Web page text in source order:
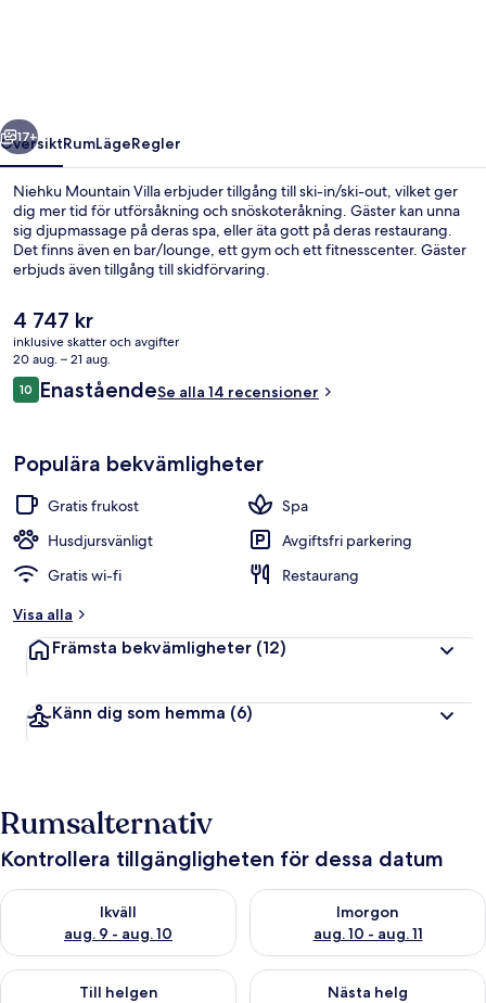
Nästa
17+
ÖversiktRumLägeRegler
Niehku Mountain Villa erbjuder tillgång till ski-in/ski-out, vilket ger
dig mer tid för utförsåkning och snöskoteråkning. Gäster kan unna
sig djupmassage på deras spa, eller äta gott på deras restaurang.
Det finns även en bar/lounge, ett gym och ett fitnesscenter. Gäster
erbjuds även tillgång till skidförvaring.
Det
nuvarande
priset
är
4 747 kr
4 747 kr
inklusive skatter och avgifter
20 aug. – 21 aug.
Recensioner
1010 av 10,
EnaståendeSe alla 14 recensioner
Populära bekvämligheter
Gratis frukost
Spa
Husdjursvänligt
Avgiftsfri parkering
Gratis wi-fi
Restaurang
Visa alla
Främsta bekvämligheter (12)
Känn dig som hemma (6)
Rumsalternativ
Kontrollera tillgängligheten för dessa datum
Ikväll
aug. 9 - aug. 10
Kontrollera tillgängligheten för ikväll aug. 9 - aug. 10
Imorgon
aug. 10 - aug. 11
Kontrollera tillgängligheten
Till helgen
Kontrollera tillgängligheten för den här helgen aug. 14 - aug.
Nästa helg
Kontrollera tillgängligheten